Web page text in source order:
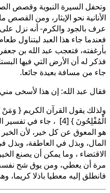
وتحفل السيرة النبوية وقصص
الأنانية نحو الإيثار، ومن
عرف بالجود والكرم- أنه نزل
فعندما جاء هذا العبد ليتناول
بأرغفته، فتعجب عبد الله بن
فذكر له أن الأرض التي فيها
جاء من مسافة بعيدة جائعا.
فقال عبد الله: إن هذا لأسخى
ولذلك يقول القرآن الكريم {
الْمُفْلِحُونَ } [4] ، جاء
هو المعوق عن كل خير، لأن
المال، وبذل في العاطفة، وبذل
الاقتضاء ، وما يمكن أن يصنع
مرة أن يعطي، ومن يوق شح
فانطلق إليه معطيا باذلا كريما،